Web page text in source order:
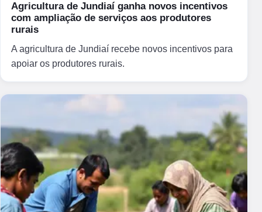
Agricultura de Jundiaí ganha novos incentivos
com ampliação de serviços aos produtores
rurais
A agricultura de Jundiaí recebe novos incentivos para
apoiar os produtores rurais.